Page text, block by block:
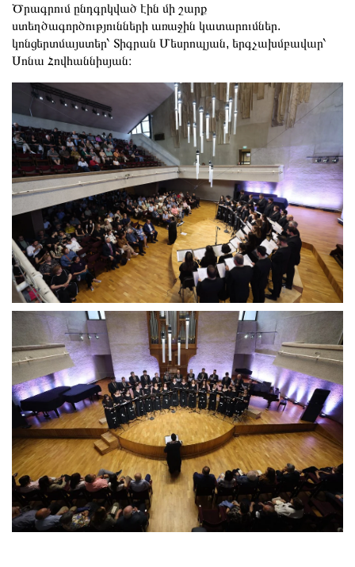
Ծրագրում ընդգրկված էին մի շարք
ստեղծագործությունների առաջին կատարումներ.
կոնցերտմայստեր՝ Տիգրան Մեսրոպյան, երգչախմբավար՝
Սոնա Հովհաննիսյան։